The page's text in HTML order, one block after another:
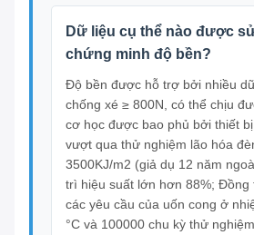
Dữ liệu cụ thể nào được
chứng minh độ bền?
Độ bền được hỗ trợ bởi nhiều
chống xé ≥ 800N, có thể chịu
cơ học được bao phủ bởi thiết
vượt qua thử nghiệm lão hóa
3500KJ/m2 (giả dụ 12 năm
trì hiệu suất lớn hơn 88%; Đồng
các yêu cầu của uốn cong ở
°C và 100000 chu kỳ thử